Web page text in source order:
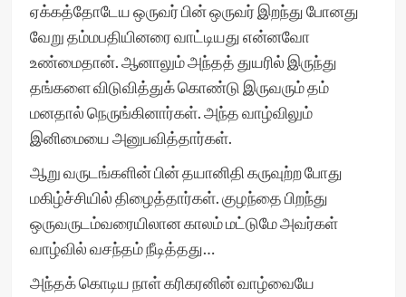
ஏக்கத்தோடேய ஒருவர் பின் ஒருவர் இறந்து போனது
வேறு தம்மபதியினரை வாட்டியது என்னவோ
உண்மைதான். ஆனாலும் அந்தத் துயரில் இருந்து
தங்களை விடுவித்துக் கொண்டு இருவரும் தம்
மனதால் நெருங்கினார்கள். அந்த வாழ்விலும்
இனிமையை அனுபவித்தார்கள்.
ஆறு வருடங்களின் பின் தயானிதி கருவுற்ற போது
மகிழ்ச்சியில் திழைத்தார்கள். குழந்தை பிறந்து
ஒருவருடம்வரையிலான காலம் மட்டுமே அவர்கள்
வாழ்வில் வசந்தம் நீடித்தது…
அந்தக் கொடிய நாள் கரிகரனின் வாழ்வையே